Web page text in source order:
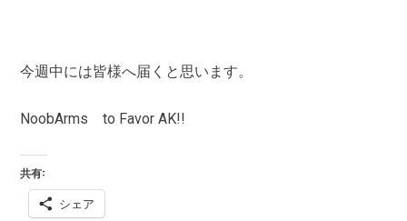
今週中には皆様へ届くと思います。
NoobArms to Favor AK!!
共有:
シェア